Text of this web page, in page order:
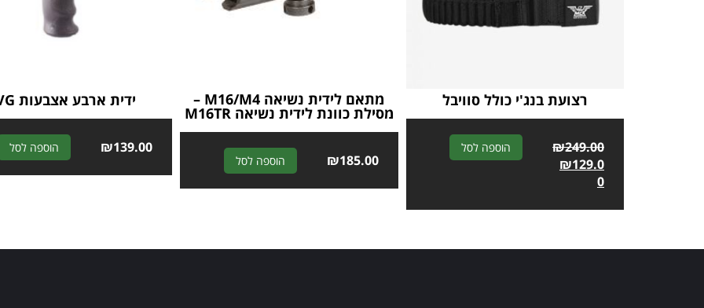
רצועת בנג'י כולל סוויבל
₪249.00
₪129.0
0
הוספה לסל
a
מתאם לידית נשיאה M16/M4 –
מסילת כוונת לידית נשיאה M16TR
₪185.00 הוספה לסל
n
ידית ארבע אצבעות IVG
₪139.00 הוספה לסל